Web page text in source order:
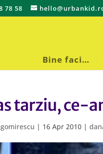
78 58
Bine faci…
tarziu, ce-
| 16 Apr 2010 |